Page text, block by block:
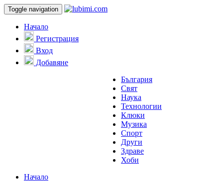
Toggle navigation
Начало
Регистрация
Вход
Добавяне
България
Свят
Наука
Технологии
Клюки
Музика
Спорт
Други
Здраве
Хоби
Начало